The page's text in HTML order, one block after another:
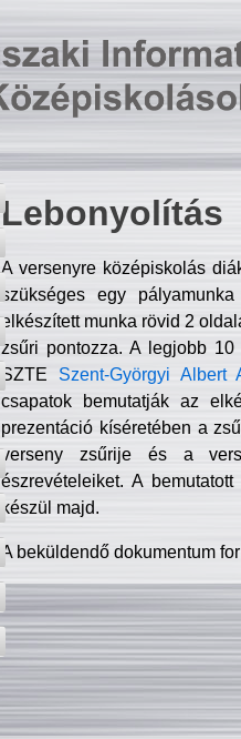
Lebonyolítás
A versenyre középiskolás
szükséges egy
elkészített munka rövid 2
zsűri pontozza. A legjobb
SZTE Szent-Györgyi Albert
csapatok bemutatják az
prezentáció kíséretében a
verseny zsűrije és a
észrevételeiket. A
készül majd.
A beküldendő dokumentum